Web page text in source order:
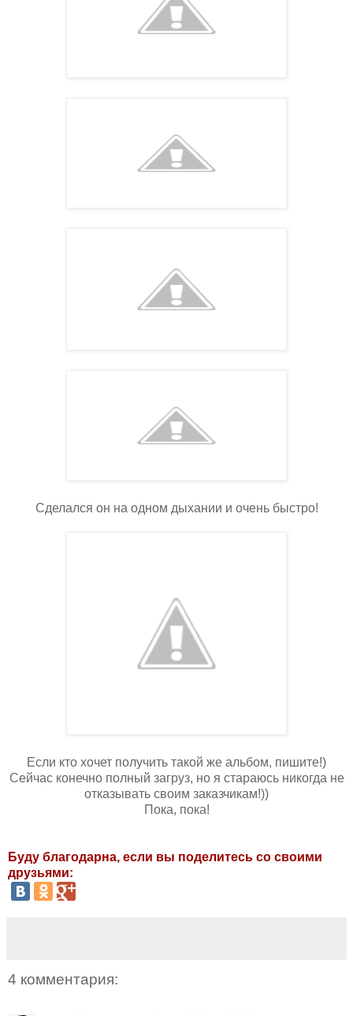
Сделался он на одном дыхании и очень быстро!
Если кто хочет получить такой же альбом, пишите!)
Сейчас конечно полный загруз, но я стараюсь никогда не
отказывать своим заказчикам!))
Пока, пока!
Буду благодарна, если вы поделитесь со своими
друзьями:
4 комментария: